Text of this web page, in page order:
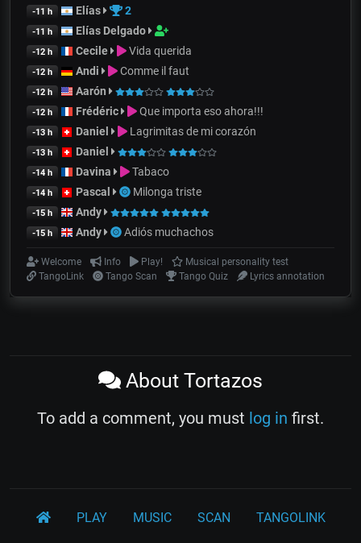
-11 h Elías 2
-11 h Elías Delgado
-12 h Cecile Vida querida
-12 h Andi Comme il faut
-12 h Aarón
-12 h Frédéric Que importa eso ahora!!!
-13 h Daniel Lagrimitas de mi corazón
-13 h Daniel
-14 h Davina Tabaco
-14 h Pascal Milonga triste
-15 h Andy
-15 h Andy Adiós muchachos
Welcome Info Play!
Musical personality test
TangoLink
Tango Scan Tango Quiz Lyrics annotation
About Tortazos
To add a comment, you must log in first.
PLAY MUSIC SCAN TANGOLINK